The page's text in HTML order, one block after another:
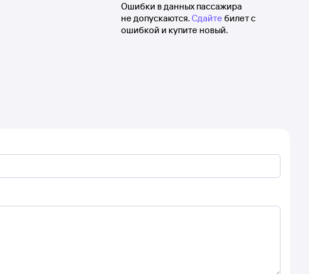
Ошибки в данных пассажира
не допускаются.Сдайте билет с
ошибкой и купите новый.